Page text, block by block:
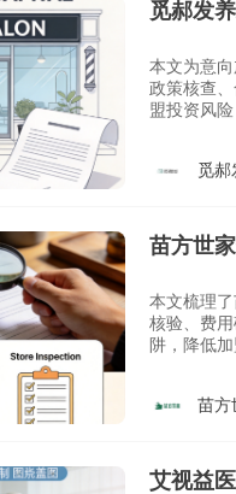
觅郝发
本文为意
政策核查
盟投资风险
觅郝
苗方世
本文梳理
核验、费
阱，降低
苗方
艾视益